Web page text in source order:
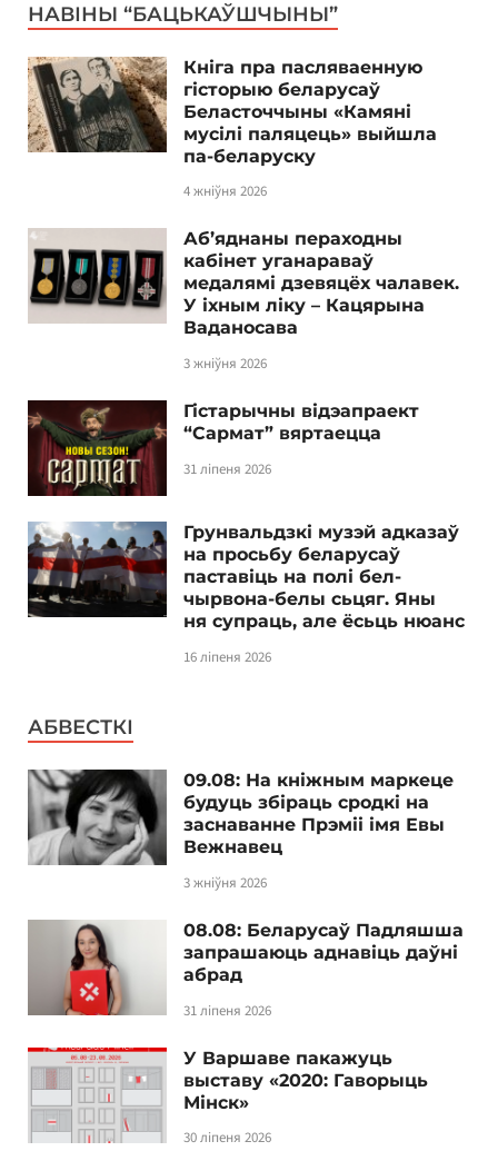
НАВІНЫ “БАЦЬКАЎШЧЫНЫ”
Кніга пра пасляваенную
гісторыю беларусаў
Беласточчыны «Камяні
мусілі паляцець» выйшла
па-беларуску
4 жніўня 2026
Аб’яднаны пераходны
кабінет уганараваў
медалямі дзевяцёх чалавек.
У іхным ліку – Кацярына
Ваданосава
3 жніўня 2026
Гістарычны відэапраект
“Сармат” вяртаецца
31 ліпеня 2026
Грунвальдзкі музэй адказаў
на просьбу беларусаў
паставіць на полі бел-
чырвона-белы сьцяг. Яны
ня супраць, але ёсьць нюанс
16 ліпеня 2026
АБВЕСТКІ
09.08: На кніжным маркеце
будуць збіраць сродкі на
заснаванне Прэміі імя Евы
Вежнавец
3 жніўня 2026
08.08: Беларусаў Падляшша
запрашаюць аднавіць даўні
абрад
31 ліпеня 2026
У Варшаве пакажуць
выставу «2020: Гаворыць
Мінск»
30 ліпеня 2026